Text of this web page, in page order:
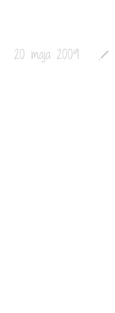
20 maja 2009